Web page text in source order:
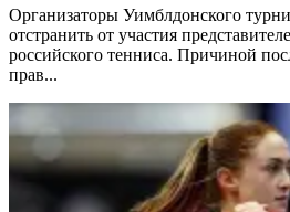
Организаторы Уимблдонского
отстранить от участия
российского тенниса. Причиной
прав...